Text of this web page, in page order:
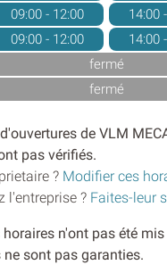
09:00 - 12:00
14:00
09:00 - 12:00
14:00
fermé
fermé
de VLM
pas vérifiés.
? Modifier ces
l'entreprise ? Faites-leur
n'ont pas été mis
sont pas garanties.